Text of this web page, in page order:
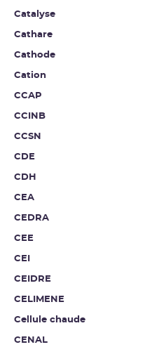
Catalyse
Cathare
Cathode
Cation
CCAP
CCINB
CCSN
CDE
CDH
CEA
CEDRA
CEE
CEI
CEIDRE
CELIMENE
Cellule chaude
CENAL